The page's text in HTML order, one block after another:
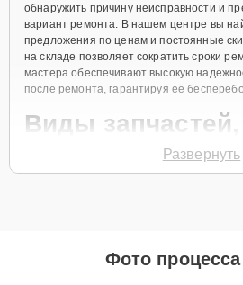
обнаружить причину неисправности и
вариант ремонта. В нашем центре вы
предложения по ценам и постоянные
на складе позволяет сократить сроки
мастера обеспечивают высокую
после ремонта, гарантируя её
Виды
мы используем
Как выбрать подходящие запчасти:
Развернуть
Фото